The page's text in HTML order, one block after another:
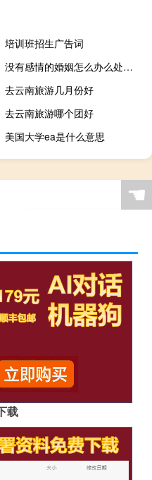
培训班招生广告词
没有感情的婚姻怎么办么处理最好（没有感情的婚姻怎么办）
去云南旅游几月份好
去云南旅游哪个团好
美国大学ea是什么意思
☚
载